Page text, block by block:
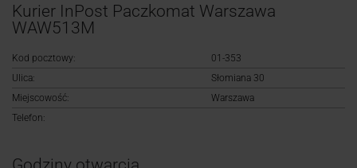
Kurier InPost Paczkomat Warszawa
WAW513M
Kod pocztowy:
01-353
Ulica:
Słomiana 30
Miejscowość:
Warszawa
Telefon: